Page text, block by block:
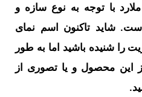
با توجه به نوع سازه و
شاید تاکنون اسم نمای
را شنیده باشید اما به طور
این محصول و یا تصوری از